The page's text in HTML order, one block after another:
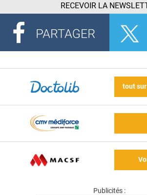
RECEVOIR LA
tout
Publicités :